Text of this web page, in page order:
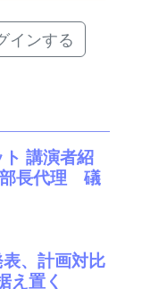
インする
講演者紹
長代理 礒
、計画対比
え置く